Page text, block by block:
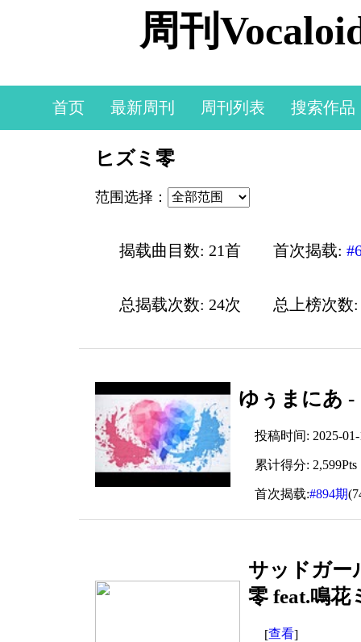
周刊
首页 最新周刊 周刊列表 搜索作品
ヒズミ零
范围选择：
揭载曲目数: 21首 首次揭载:
总揭载次数: 24次 总上榜次数
ゆぅまにあ -
投稿时间: 2025-01-
累计得分: 2,599Pts
首次揭载:#894期
サッドガー
零 feat.鳴花
[查看]